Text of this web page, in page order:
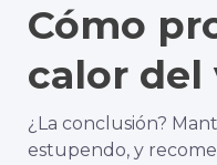
Cómo
calor del
¿La conclusión?
estupendo, y